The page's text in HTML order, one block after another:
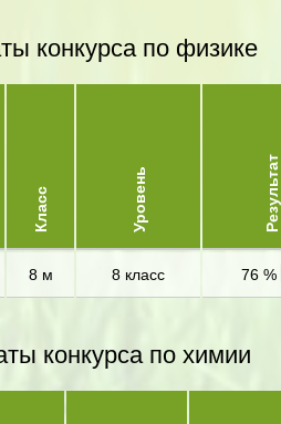
конкурса по физике
Класс Уровень Результат
8 м 8 класс 76 %
конкурса по химии